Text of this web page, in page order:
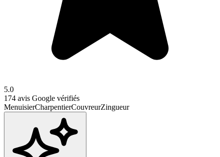
5.0
174 avis Google vérifiés
MenuisierCharpentierCouvreurZingueur